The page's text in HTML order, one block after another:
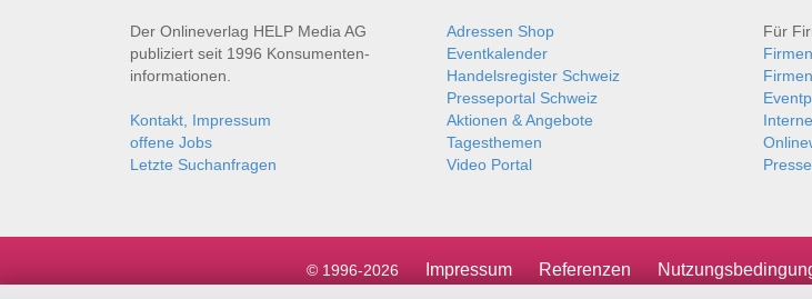
Der Onlineverlag HELP Media AG
publiziert seit 1996 Konsumenten­
informationen.
Kontakt, Impressum
offene Jobs
Letzte Suchanfragen
Adressen Shop
Eventkalender
Handelsregister Schweiz
Presseportal Schweiz
Aktionen & Angebote
Tagesthemen
Video Portal
Für
© 1996-2026 Impressum Referenzen